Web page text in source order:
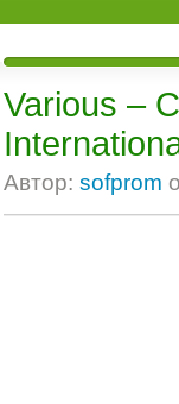
Various ‎–
Автор: sofprom